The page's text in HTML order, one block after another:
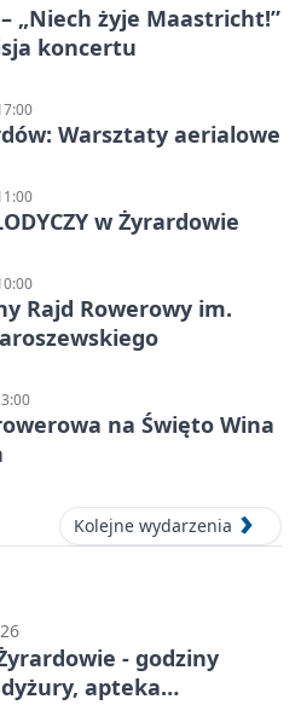
„Niech żyje Maastricht!”
koncertu
Warsztaty aerialowe
w Żyrardowie
Rajd Rowerowy im.
na Święto Wina
Kolejne wydarzenia
- godziny
apteka